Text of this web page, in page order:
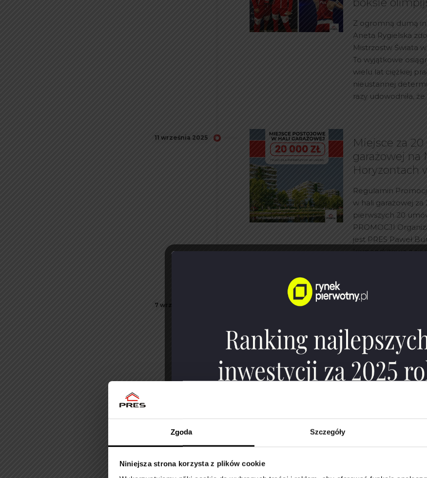
Zgoda Szczegóły
Niniejsza strona korzysta z plików cookie
boksie
Z ogromną dumą
Aneta Rygielska
Mistrzostw Świata
To wyjątkowe
wielu lat ciężkiej
nieustannej
razy udowodniła,
11 września 2025
Miejsce za 20
garażowej na
Horyzontach
Regulamin
w hali garażowej za
pierwszych 20
PROMOCJI
jest PRES Paweł
komandytowa z
7 września 2025
Czekaliśmy długo,
latach toruńska
melduje się w
Ekstraligi!
To
klubu i całego
nowy rozdział[…]